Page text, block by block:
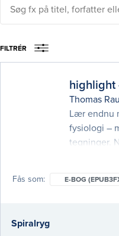
titel,
FILTRÉR
highlight
Thomas
Lær endnu
fysiologi –
tegninger.
kombineret
Fås som E-BOG
Spiralryg